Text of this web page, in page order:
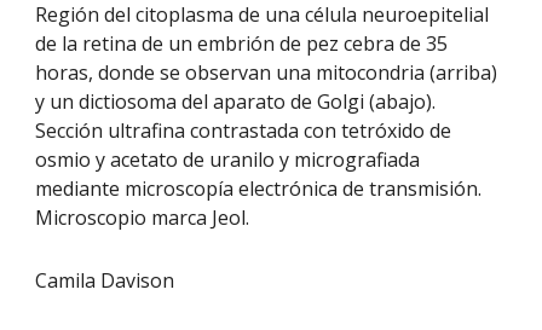
Región del citoplasma de una célula neuroepitelial
de la retina de un embrión de pez cebra de 35
horas, donde se observan una mitocondria (arriba)
y un dictiosoma del aparato de Golgi (abajo).
Sección ultrafina contrastada con tetróxido de
osmio y acetato de uranilo y micrografiada
mediante microscopía electrónica de transmisión.
Microscopio marca Jeol.
Camila Davison